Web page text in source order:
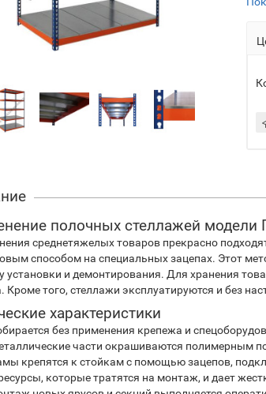
полочных стеллажей модели
среднетяжелых товаров прекрасно
способом на специальных зацепах. Этот
установки и демонтирования. Для хранения
Кроме того, стеллажи эксплуатируются и без
характеристики
без применения крепежа и
части окрашиваются полимерным
крепятся к стойкам с помощью зацепов,
которые тратятся на монтаж, и дает